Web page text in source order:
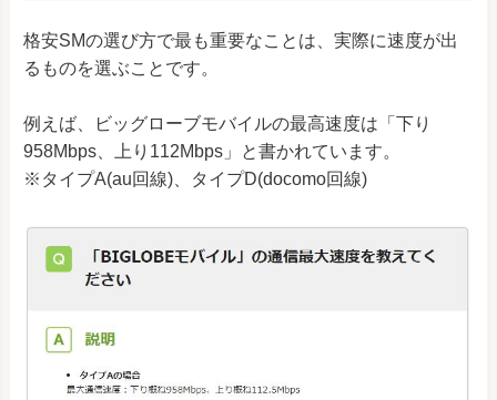
格安SMの選び方で最も重要なことは、実際に速度が出
るものを選ぶことです。
例えば、ビッグローブモバイルの最高速度は「下り
958Mbps、上り112Mbps」と書かれています。
※タイプA(au回線)、タイプD(docomo回線)